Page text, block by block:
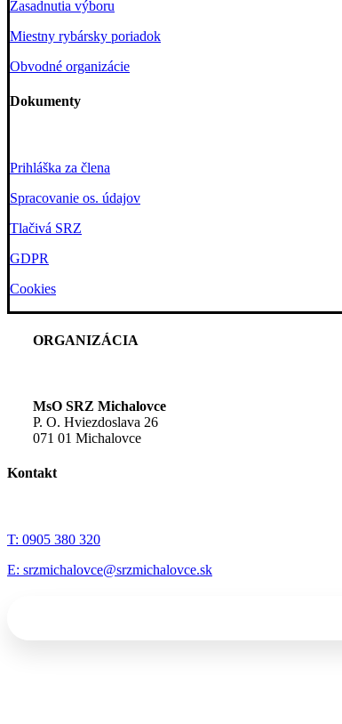
Zasadnutia výboru
Miestny rybársky poriadok
Obvodné organizácie
Dokumenty
Prihláška za člena
Spracovanie os. údajov
Tlačivá SRZ
GDPR
Cookies
ORGANIZÁCIA
MsO SRZ Michalovce
P. O. Hviezdoslava 26
071 01 Michalovce
Kontakt
T: 0905 380 320
E: srzmichalovce@srzmichalovce.sk